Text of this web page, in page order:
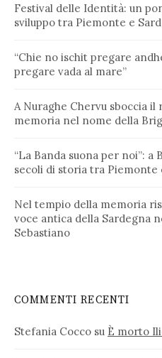
Festival delle Identità: un
sviluppo tra Piemonte e
“Chie no ischit pregare
pregare vada al mare”
A Nuraghe Chervu sboccia
memoria nel nome della
“La Banda suona per noi”: a
secoli di storia tra Piemonte
Nel tempio della memoria
voce antica della Sardegna
Sebastiano
COMMENTI RECENTI
Stefania Cocco su È morto